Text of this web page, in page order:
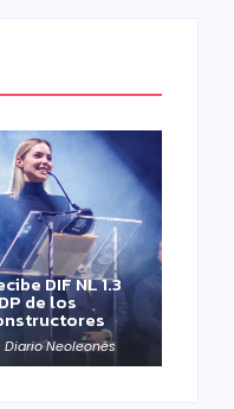
DIF NL 1.3
de los
Diario Neoleonés